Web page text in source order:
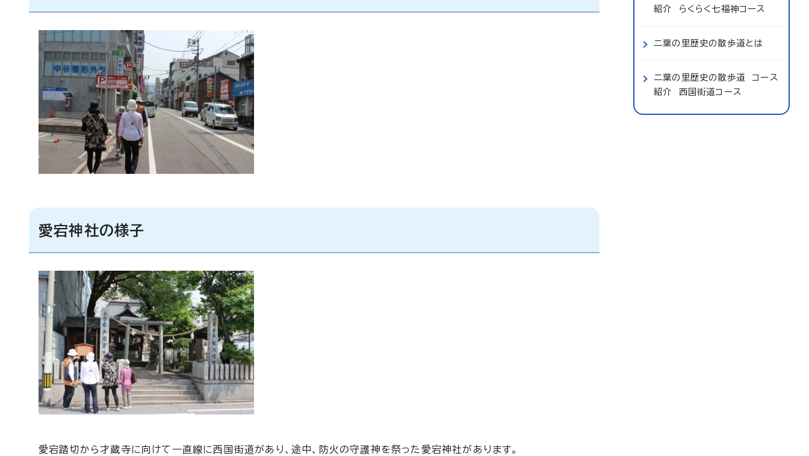
愛宕神社の様子
愛宕踏切から才蔵寺に向けて一直線に西国街道があり、途中、防火の守護神を祭った愛宕神社があります。
紹介 らくらく七福神コース
二葉の里歴史の散歩道とは
二葉の里歴史の散歩道 コース
紹介 西国街道コース